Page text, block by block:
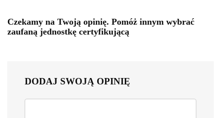
Czekamy na Twoją opinię. Pomóż innym wybrać
zaufaną jednostkę certyfikującą
DODAJ SWOJĄ OPINIĘ